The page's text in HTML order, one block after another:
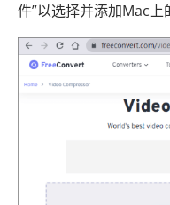
件”以选择并添加Mac上